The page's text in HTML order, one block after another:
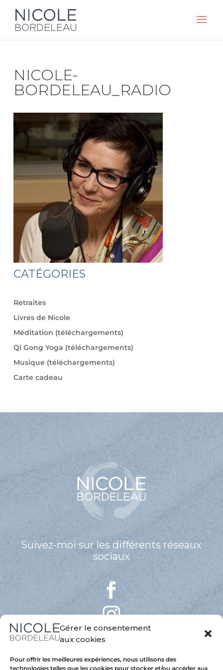
Gérer le consentement
aux cookies
Pour offrir les meilleures expériences, nous utilisons des
technologies telles que les cookies pour stocker et/ou accéder aux
NICOLE-
BORDELEAU_RADIO
CATÉGORIES
Retraites
Livres de Nicole
Méditation (téléchargements)
Qi Gong Yoga (téléchargements)
Musique (téléchargements)
Carte cadeau
Suivez-moi sur les différents réseaux
sociaux